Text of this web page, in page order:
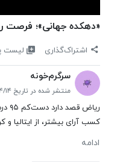
«دهکده جهانی»؛ فرصت
اشتراک‌گذاری
سرگرم‌خونه
منتشر شده در تاریخ ۱۴۰۵/۰۴/۱۴
کسب آرای بیشتر، از ایتالیا و کره جنوبی جلو بزند و
ادامه